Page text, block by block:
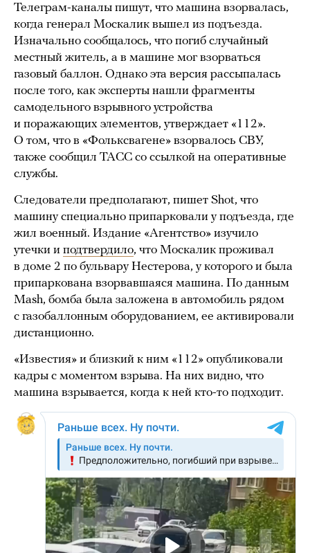
Телеграм-каналы пишут, что машина взорвалась,
когда генерал Москалик вышел из подъезда.
Изначально сообщалось, что погиб случайный
местный житель, а в машине мог взорваться
газовый баллон. Однако эта версия рассыпалась
после того, как эксперты нашли фрагменты
самодельного взрывного устройства
и поражающих элементов, утверждает «112».
О том, что в «Фольксвагене» взорвалось СВУ,
также сообщил ТАСС со ссылкой на оперативные
службы.
Следователи предполагают, пишет Shot, что
машину специально припарковали у подъезда, где
жил военный. Издание «Агентство» изучило
утечки и подтвердило, что Москалик проживал
в доме 2 по бульвару Нестерова, у которого и была
припаркована взорвавшаяся машина. По данным
Mash, бомба была заложена в автомобиль рядом
с газобаллонным оборудованием, ее активировали
дистанционно.
«Известия» и близкий к ним «112» опубликовали
кадры с моментом взрыва. На них видно, что
машина взрывается, когда к ней кто-то подходит.